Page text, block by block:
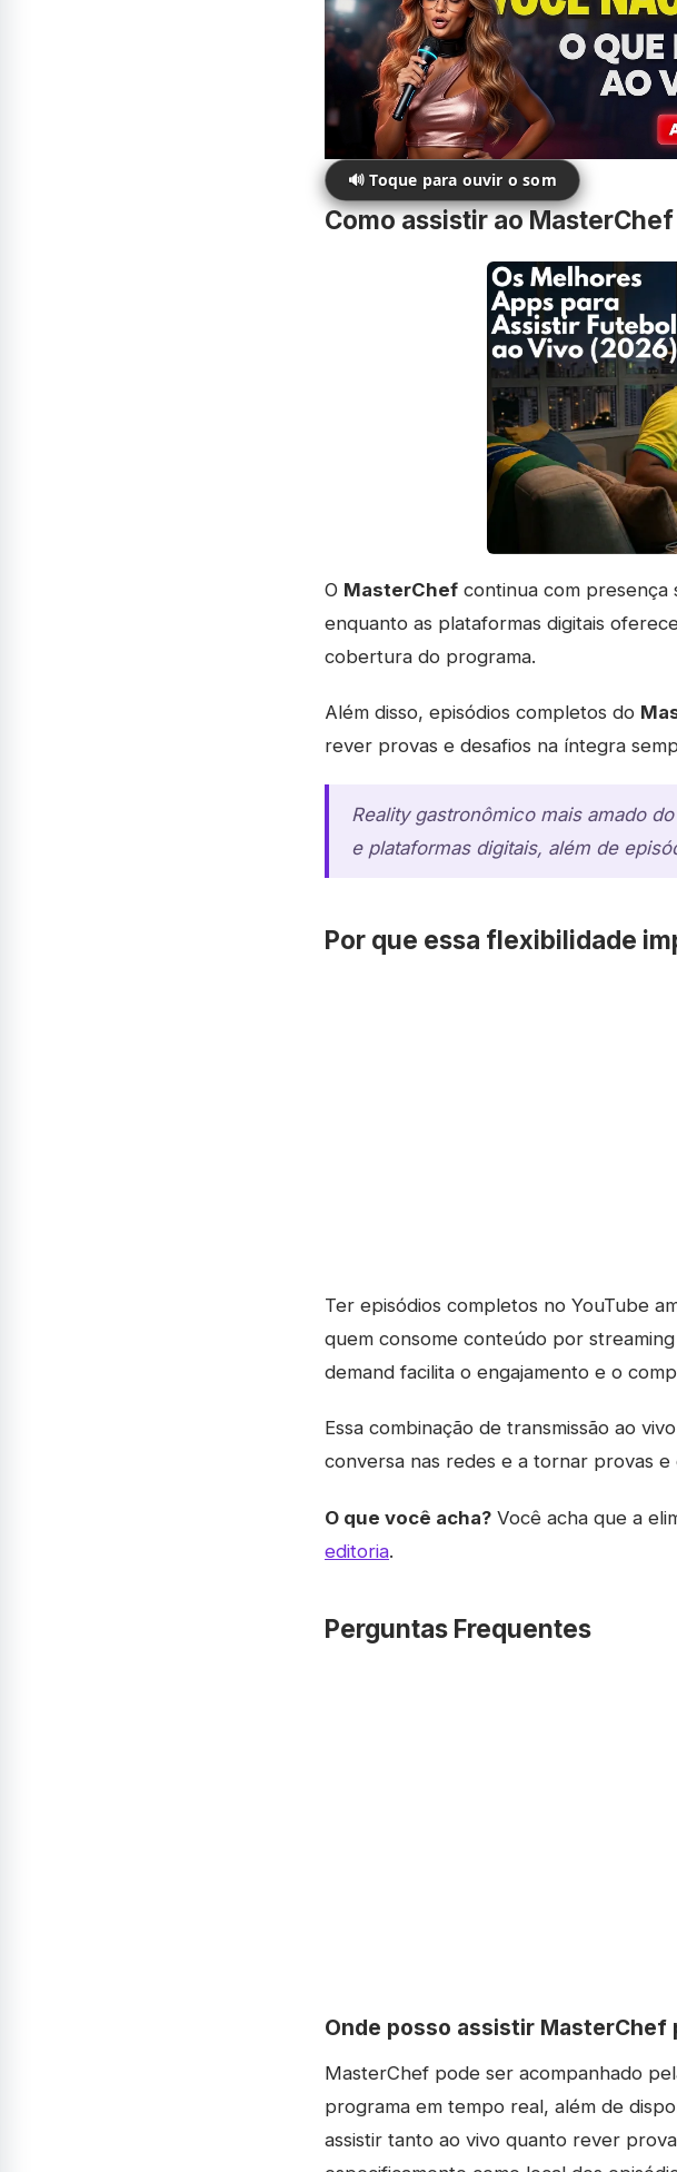
🔊 Toque para ouvir o som
Como assistir ao
O MasterChef continua com presença
enquanto as plataformas digitais
cobertura do programa.
Além disso, episódios completos do
rever provas e desafios na íntegra
Reality gastronômico mais amado
e plataformas digitais, além de
Por que essa flexibilidade
Ter episódios completos no YouTube
quem consome conteúdo por
demand facilita o engajamento e o
Essa combinação de transmissão ao
conversa nas redes e a tornar provas e
O que você acha? Você acha que a
editoria.
Perguntas Frequentes
Onde posso assistir
MasterChef pode ser acompanhado
programa em tempo real, além de
assistir tanto ao vivo quanto rever